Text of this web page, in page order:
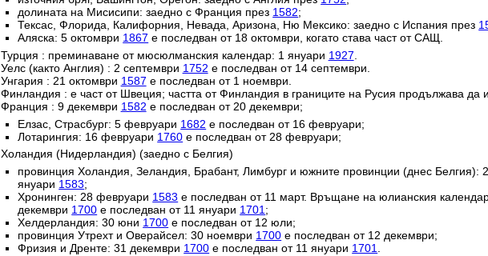
долината на Мисисипи: заедно с Франция през 1582;
Тексас, Флорида, Калифорния, Невада, Аризона, Ню Мексико: заедно с Испания през
Аляска: 5 октомври 1867 е последван от 18 октомври, когато става част от САЩ.
Турция : преминаване от мюсюлманския календар: 1 януари 1927
Уелс (както Англия) : 2 септември 1752 е последван от 14 септември.
Унгария : 21 октомври 1587 е последван от 1 ноември.
Финландия : е част от Швеция; частта от Финландия в границите на Русия продължава да
Франция : 9 декември 1582 е последван от 20 декември;
Елзас, Страсбург: 5 февруари 1682 е последван от 16 февруари;
Лотарингия: 16 февруари 1760 е последван от 28 февруари;
Холандия (Нидерландия) (заедно с Белгия)
провинция Холандия, Зеландия, Брабант, Лимбург и южните провинции (днес Белгия):
януари 1583;
Хронинген: 28 февруари 1583 е последван от 11 март. Връщане на юлианския
декември 1700 е последван от 11 януари 1701 ;
Хелдерландия: 30 юни 1700 е последван от 12 юли;
провинция Утрехт и Оверайсел: 30 ноември 1700 е последван от 12 декември;
Фризия и Дренте: 31 декември 1700 е последван от 11 януари 1701